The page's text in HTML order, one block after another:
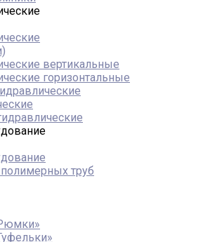
вертикальные
горизонтальные
труб